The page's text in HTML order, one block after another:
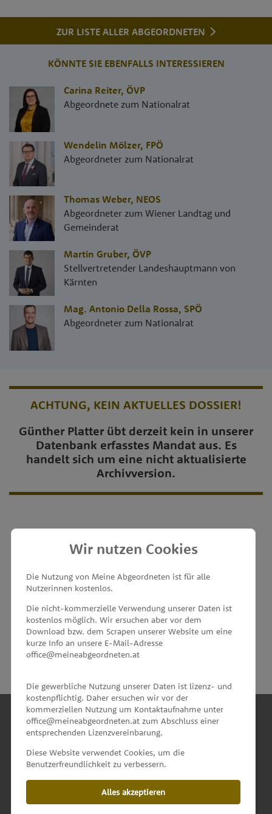
ZUR LISTE ALLER ABGEORDNETEN
KÖNNTE SIE EBENFALLS INTERESSIEREN
Carina Reiter, ÖVP
Abgeordnete zum Nationalrat
Wendelin Mölzer, FPÖ
Abgeordneter zum Nationalrat
Thomas Weber, NEOS
Abgeordneter zum Wiener Landtag und
Gemeinderat
Martin Gruber, ÖVP
Stellvertretender Landeshauptmann von
Kärnten
Mag. Antonio Della Rossa, SPÖ
Abgeordneter zum Nationalrat
ACHTUNG, KEIN AKTUELLES DOSSIER!
Günther Platter übt derzeit kein in unserer
Datenbank erfasstes Mandat aus. Es
handelt sich um eine nicht aktualisierte
Archivversion.
MEINE ABGEORDNETEN
unterstützt von
IMPRESSUM & KONTAKT
Wir nutzen Cookies
Die Nutzung von Meine Abgeordneten ist für alle
Nutzerinnen kostenlos.
Die nicht-kommerzielle Verwendung unserer Daten ist
kostenlos möglich. Wir ersuchen aber vor dem
Download bzw. dem Scrapen unserer Website um eine
kurze Info an unsere E-Mail-Adresse
office@meineabgeordneten.at
Die gewerbliche Nutzung unserer Daten ist lizenz- und
kostenpflichtig. Daher ersuchen wir vor der
kommerziellen Nutzung um Kontaktaufnahme unter
office@meineabgeordneten.at zum Abschluss einer
entsprechenden Lizenzvereinbarung.
Diese Website verwendet Cookies, um die
Benutzerfreundlichkeit zu verbessern.
Alles akzeptieren